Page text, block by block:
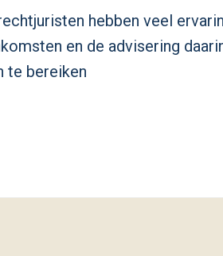
hebben veel
en de advisering
te bereiken